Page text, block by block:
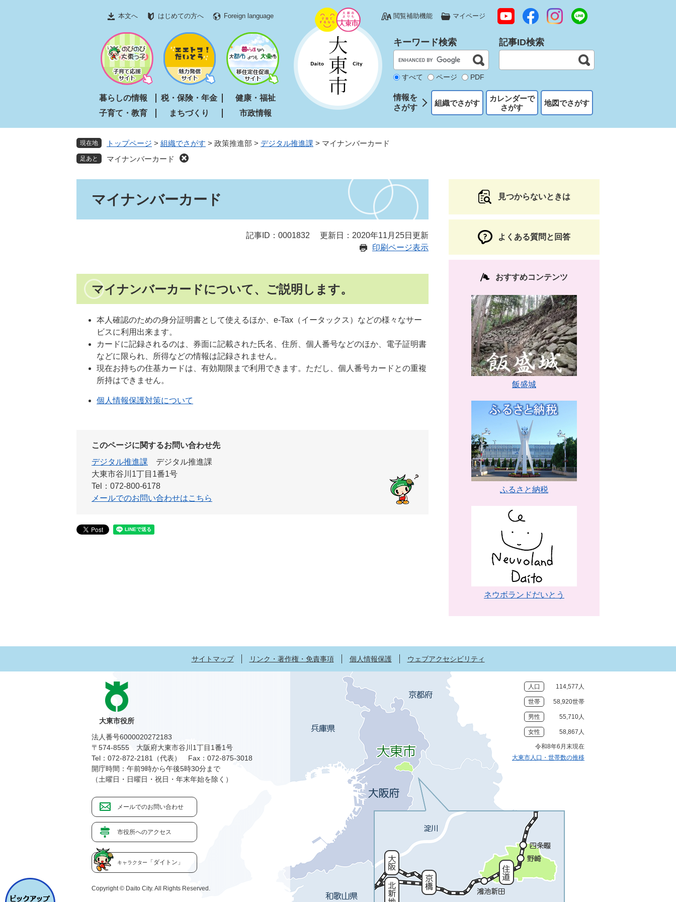
文
本文へ はじめての方へ Foreign language 閲覧補助機能 マイページ
暮らしの情報 税・保険・年金
健康・福祉
子育て・教育
まちづくり 市政情報
キーワード検索
すべて ページ PDF
記事ID検索
情報を
さがす
組織でさがす
カレンダーで
さがす
地図でさがす
現在地 トップページ > 組織でさがす > 政策推進部 > デジタル推進課 > マイナンバーカード
マイナンバーカード
マイナンバーカード
記事ID：0001832
更新日：2020年11月25日更新
印刷ページ表示
マイナンバーカードについて、ご説明します。
本人確認のための身分証明書として使えるほか、e-Tax（イータックス）などの様々なサー
ビスに利用出来ます。
カードに記録されるのは、券面に記載された氏名、住所、個人番号などのほか、電子証明書
などに限られ、所得などの情報は記録されません。
現在お持ちの住基カードは、有効期限まで利用できます。ただし、個人番号カードとの重複
所持はできません。
個人情報保護対策について
このページに関するお問い合わせ先
デジタル推進課
デジタル推進課
大東市谷川1丁目1番1号
Tel：072-800-6178
メールでのお問い合わせはこちら
見つからないときは
よくある質問と回答
おすすめコンテンツ
飯盛城
ふるさと納税
ネウボランドだいとう
サイトマップ リンク・著作権・免責事項 個人情報保護 ウェブアクセシビリティ
人口 114,577人
世帯 58,920世帯
男性 55,710人
女性 58,867人
令和8年6月末現在
大東市人口・世帯数の推移
大東市役所
法人番号6000020272183
〒574-8555 大阪府大東市谷川1丁目1番1号
Tel：072-872-2181（代表）
Fax：072-875-3018
開庁時間：午前9時から午後5時30分まで
（土曜日・日曜日・祝日・年末年始を除く）
メールでのお問い合わせ
市役所へのアクセス
キャラクター 「ダイトン」
Copyright © Daito City. All Rights Reserved.